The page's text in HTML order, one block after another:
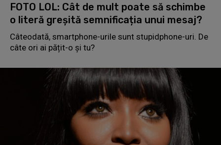
FOTO LOL: Cât de mult poate să schimbe
o literă greșită semnificația unui mesaj?
Câteodată, smartphone-urile sunt stupidphone-uri. De
câte ori ai pățit-o și tu?